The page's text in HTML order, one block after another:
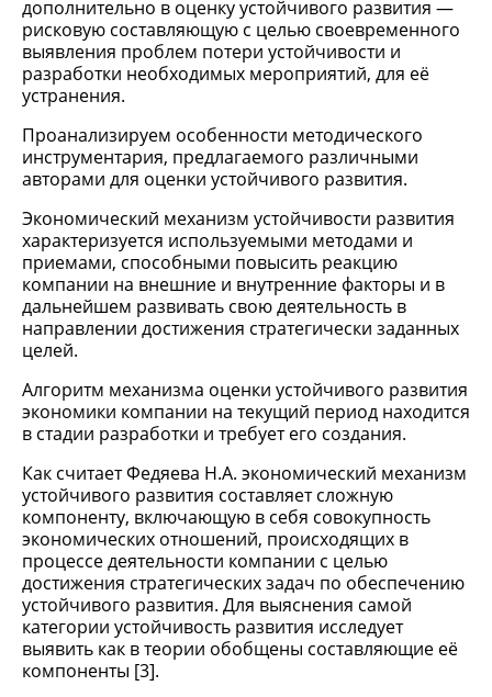
дополнительно в оценку устойчивого развития —
рисковую составляющую с целью своевременного
выявления проблем потери устойчивости и
разработки необходимых мероприятий, для её
устранения.
Проанализируем особенности методического
инструментария, предлагаемого различными
авторами для оценки устойчивого развития.
Экономический механизм устойчивости развития
характеризуется используемыми методами и
приемами, способными повысить реакцию
компании на внешние и внутренние факторы и в
дальнейшем развивать свою деятельность в
направлении достижения стратегически заданных
целей.
Алгоритм механизма оценки устойчивого развития
экономики компании на текущий период находится
в стадии разработки и требует его создания.
Как считает Федяева Н.А. экономический механизм
устойчивого развития составляет сложную
компоненту, включающую в себя совокупность
экономических отношений, происходящих в
процессе деятельности компании с целью
достижения стратегических задач по обеспечению
устойчивого развития. Для выяснения самой
категории устойчивость развития исследует
выявить как в теории обобщены составляющие её
компоненты [3].